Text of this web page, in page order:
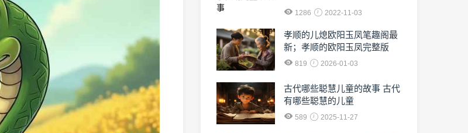
1286 2022-11-03
孝顺的儿熄欧阳玉凤笔趣阁最
新；孝顺的欧阳玉凤完整版
819 2026-01-03
古代哪些聪慧儿童的故事 古代
有哪些聪慧的儿童
589 2025-11-27